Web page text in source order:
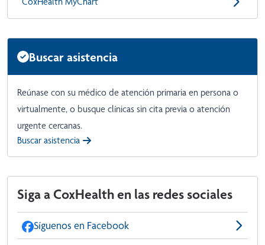
Buscar asistencia
Reúnase con su médico de atención primaria en persona o
virtualmente, o busque clínicas sin cita previa o atención
urgente cercanas.
Buscar asistencia
Siga a CoxHealth en las redes sociales
Síguenos en Facebook